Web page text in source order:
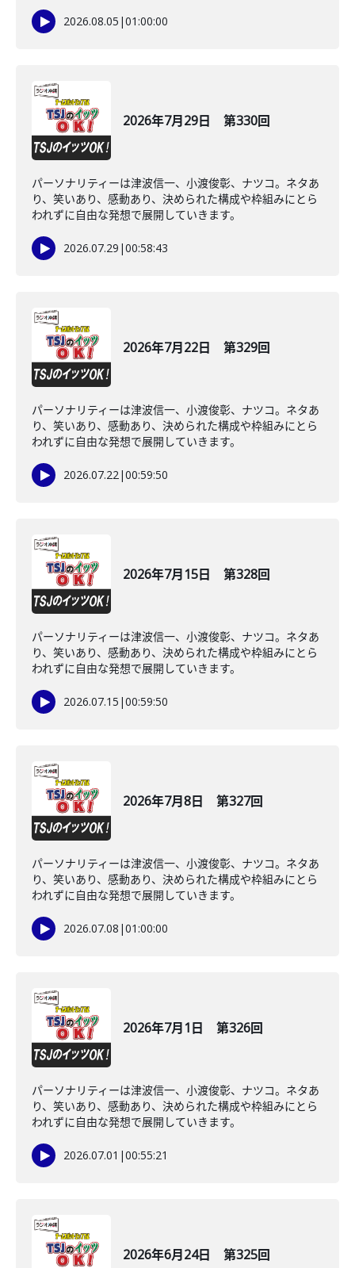
2026.08.05 |01:00:00
2026年7月29日 第330回
パーソナリティーは津波信一、小渡俊彰、ナツコ。ネタあ
り、笑いあり、感動あり、決められた構成や枠組みにとら
われずに自由な発想で展開していきます。
2026.07.29 |00:58:43
2026年7月22日 第329回
パーソナリティーは津波信一、小渡俊彰、ナツコ。ネタあ
り、笑いあり、感動あり、決められた構成や枠組みにとら
われずに自由な発想で展開していきます。
2026.07.22|00:59:50
2026年7月15日 第328回
パーソナリティーは津波信一、小渡俊彰、ナツコ。ネタあ
り、笑いあり、感動あり、決められた構成や枠組みにとら
われずに自由な発想で展開していきます。
2026.07.15 |00:59:50
2026年7月8日 第327回
パーソナリティーは津波信一、小渡俊彰、ナツコ。ネタあ
り、笑いあり、感動あり、決められた構成や枠組みにとら
われずに自由な発想で展開していきます。
2026.07.08 |01:00:00
2026年7月1日 第326回
パーソナリティーは津波信一、小渡俊彰、ナツコ。ネタあ
り、笑いあり、感動あり、決められた構成や枠組みにとら
われずに自由な発想で展開していきます。
2026.07.01 |00:55:21
2026年6月24日 第325回